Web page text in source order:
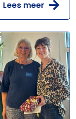
Lees meer